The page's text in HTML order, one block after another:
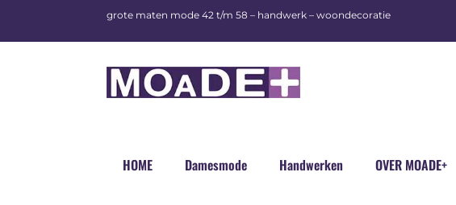
grote maten mode 42 t/m 58 – handwerk – woondecoratie
HOME Damesmode Handwerken OVER MOADE+